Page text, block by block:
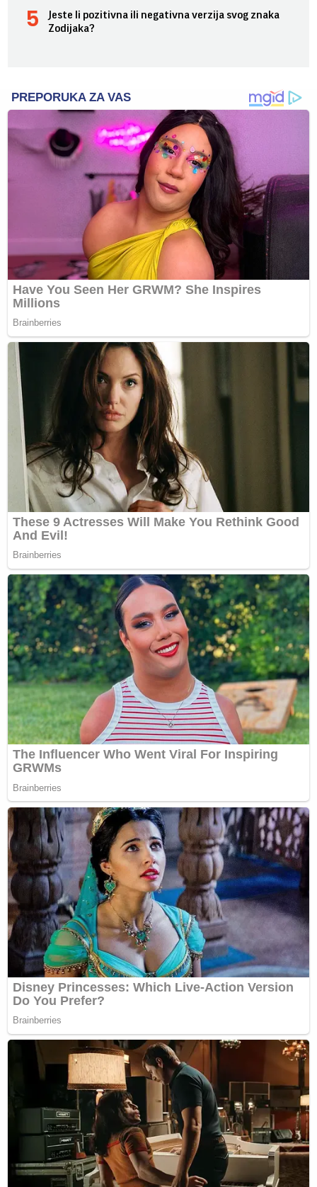
Jeste li pozitivna ili negativna verzija svog znaka
Zodijaka?